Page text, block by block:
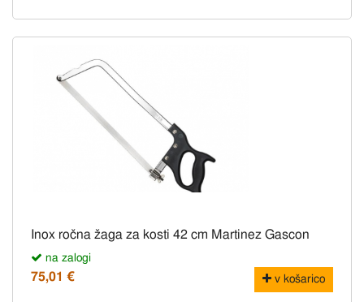
Inox ročna žaga za kosti 42 cm Martinez Gascon
na zalogi
75,01 € v košarico